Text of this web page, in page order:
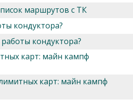
маршрутов с ТК
кондуктора?
работы кондуктора?
карт: майн кампф
карт: майн кампф